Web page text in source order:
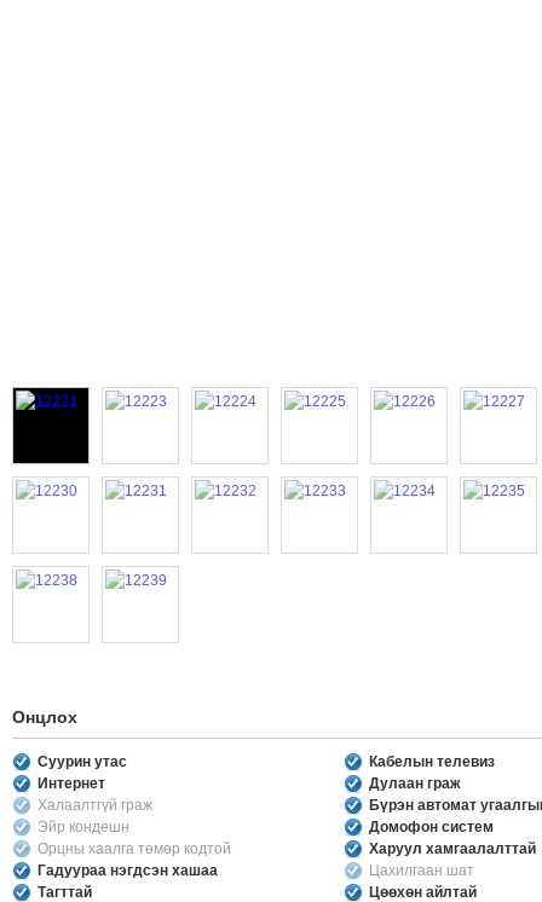
Онцлох
Суурин утас
Кабелын телевиз
Интернет
Дулаан граж
Халаалтгүй граж
Бүрэн автомат
Эйр кондешн
Домофон систем
Орцны хаалга төмөр кодтой
Харуул хамгаалалттай
Гадуураа нэгдсэн хашаа
Цахилгаан шат
Тагттай
Цөөхөн айлтай